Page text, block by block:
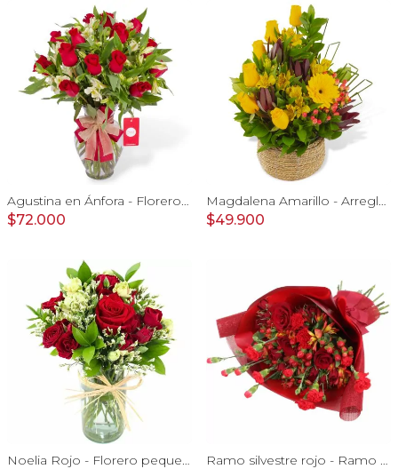
Agustina en Ánfora - Florero con 18 rosas rojo y astromelias
$72.000
Magdalena Amarillo - Arreglo floral con rosas, gerbera y astromelias amarillas
$49.900
Noelia Rojo - Florero pequeño con Rosas, mini rosas, mini claveles y limonium Ramo silvestre rojo - Ramo de flores circular con rosas rojas, claveles, astromelias, mini rosas e hypericum rojo